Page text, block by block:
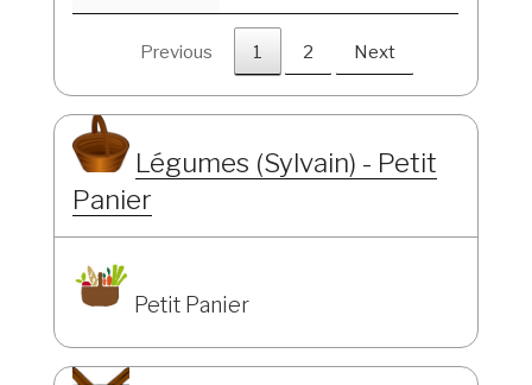
Previous 1 2 Next
Légumes (Sylvain) - Petit
Panier
Petit Panier